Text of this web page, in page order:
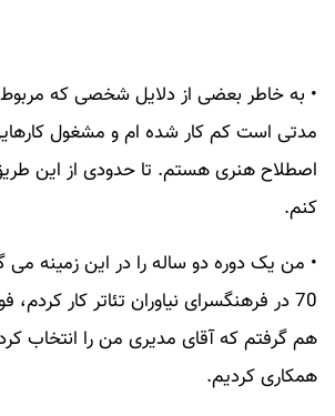
• به خاطر بعضی از دلایل شخصی که
مدتی است کم کار شده ام و مشغول
اصطلاح هنری هستم. تا حدودی از این
کنم.
70 در فرهنگسرای نیاوران تئاتر کار کردم،
هم گرفتم که آقای مدیری من را انتخاب
همکاری کردیم.